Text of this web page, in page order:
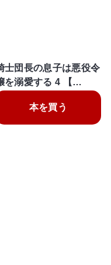
士団長の息子は悪役令
を溺愛する 4 【…
本を買う